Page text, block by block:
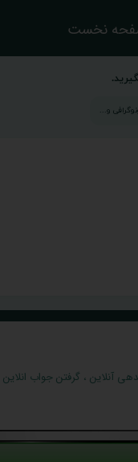
نخست
آنلاین ، گرفتن جواب انلاین